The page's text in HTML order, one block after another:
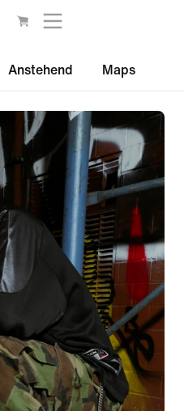
Anstehend Maps